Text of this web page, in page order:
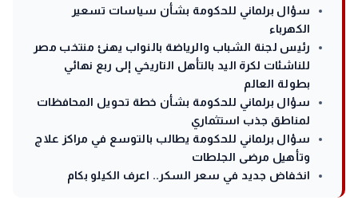
سؤال برلماني للحكومة بشأن سياسات تسعير
الكهرباء
رئيس لجنة الشباب والرياضة بالنواب يهنئ منتخب مصر
للناشئات لكرة اليد بالتأهل التاريخي إلى ربع نهائي
بطولة العالم
سؤال برلماني للحكومة بشأن خطة تحويل المحافظات
لمناطق جذب استثماري
سؤال برلماني للحكومة يطالب بالتوسع في مراكز علاج
وتأهيل مرضى الجلطات
انخفاض جديد في سعر السكر.. اعرف الكيلو بكام